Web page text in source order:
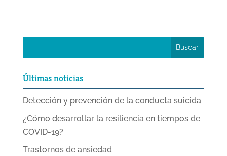
Últimas noticias
Detección y prevención de la conducta suicida
¿Cómo desarrollar la resiliencia en tiempos de
COVID-19?
Trastornos de ansiedad